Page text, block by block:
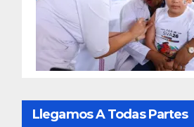
Llegamos A Todas Partes